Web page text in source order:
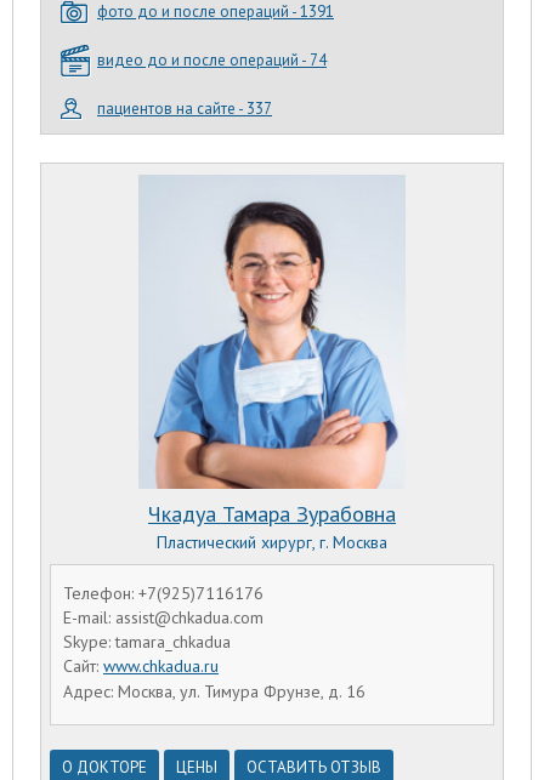
фото до и после операций - 1391
видео до и после операций - 74
пациентов на сайте - 337
Телефон: +7(925)7116176
E-mail: assist@chkadua.com
Skype: tamara_chkadua
Сайт: www.chkadua.ru
Адрес: Москва, ул. Тимура Фрунзе, д. 16
Чкадуа Тамара Зурабовна
Пластический хирург, г. Москва
О ДОКТОРЕ ЦЕНЫ ОСТАВИТЬ ОТЗЫВ